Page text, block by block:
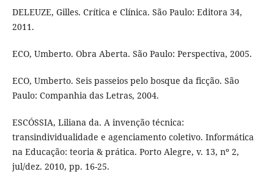
DELEUZE, Gilles. Crítica e Clínica. São Paulo: Editora 34,
2011.
ECO, Umberto. Obra Aberta. São Paulo: Perspectiva, 2005.
ECO, Umberto. Seis passeios pelo bosque da ficção. São
Paulo: Companhia das Letras, 2004.
ESCÓSSIA, Liliana da. A invenção técnica:
transindividualidade e agenciamento coletivo. Informática
na Educação: teoria & prática. Porto Alegre, v. 13, nº 2,
jul/dez. 2010, pp. 16-25.